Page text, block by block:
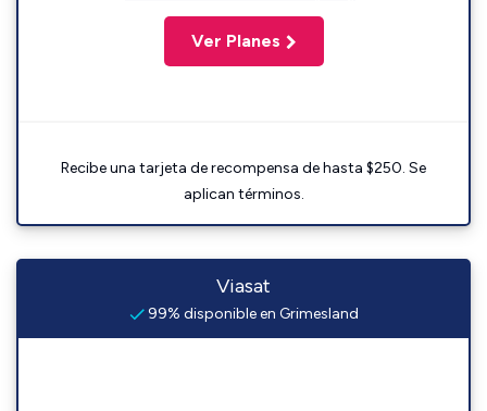
Ver Planes
Recibe una tarjeta de recompensa de hasta $250. Se
aplican términos.
Viasat
99% disponible en Grimesland